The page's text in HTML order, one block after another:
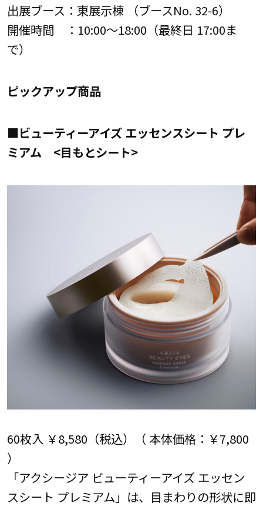
出展ブース：東展示棟 （ブースNo. 32-6）
開催時間 ：10:00～18:00（最終日 17:00ま
で）
ピックアップ商品
■ビューティーアイズ エッセンスシート プレ
ミアム <目もとシート>
60枚入 ￥8,580（税込）（ 本体価格：￥7,800
）
「アクシージア ビューティーアイズ エッセン
スシート プレミアム」は、目まわりの形状に即